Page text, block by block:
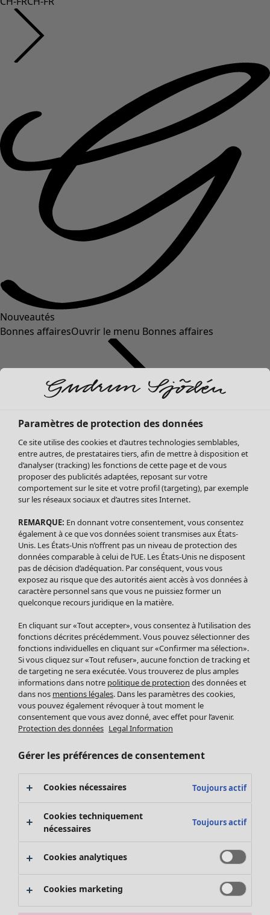
Nouveautés
Bonnes affairesOuvrir le menu Bonnes affaires
Soldes Vêtements
Tous les vêtements
Robes
Tuniques
Blouses
Tops
Gilets
Pantalon
Jupes
Leggings et collants
Accessoires
Chaussures
Vêtements de bain
Basics
Soldes Mobilier
Bonnes affaires déco
Décoration
Textiles
Tapis
Éponge
Promos SOLDES
Les promos de Gudrun Sjödén
Nouvel arrivage
Bonnes affaires en soldes - jusqu'à -70
Paramètres de protection des données
Ce site utilise des cookies et d’autres technologies semblables,
entre autres, de prestataires tiers, afin de mettre à disposition et
d’analyser (tracking) les fonctions de cette page et de vous
proposer des publicités adaptées, reposant sur votre
comportement sur le site et votre profil (targeting), par exemple
sur les réseaux sociaux et d’autres sites Internet.
REMARQUE: En donnant votre consentement, vous consentez
également à ce que vos données soient transmises aux États-
Unis. Les États-Unis n’offrent pas un niveau de protection des
données comparable à celui de l’UE. Les États-Unis ne disposent
pas de décision d’adéquation. Par conséquent, vous vous
exposez au risque que des autorités aient accès à vos données à
caractère personnel sans que vous ne puissiez former un
quelconque recours juridique en la matière.
En cliquant sur «Tout accepter», vous consentez à l’utilisation des
fonctions décrites précédemment. Vous pouvez sélectionner des
fonctions individuelles en cliquant sur «Confirmer ma sélection».
Si vous cliquez sur «Tout refuser», aucune fonction de tracking et
de targeting ne sera exécutée. Vous trouverez de plus amples
informations dans notre politique de protection des données et
dans nos mentions légales. Dans les paramètres des cookies,
vous pouvez également révoquer à tout moment le
consentement que vous avez donné, avec effet pour l’avenir.
Protection des données Legal Information
Gérer les préférences de consentement
Cookies nécessaires Toujours actif
Cookies techniquement
nécessaires
Toujours actif
Cookies analytiques
Cookies marketing